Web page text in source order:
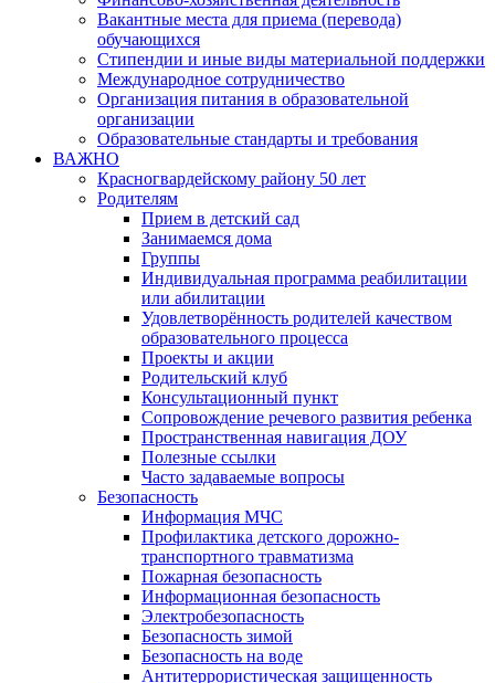
Вакантные места для приема (перевода)
обучающихся
Стипендии и иные виды материальной поддержки
Международное сотрудничество
Организация питания в образовательной
организации
Образовательные стандарты и требования
ВАЖНО
Красногвардейскому району 50 лет
Родителям
Прием в детский сад
Занимаемся дома
Группы
Индивидуальная программа реабилитации
или абилитации
Удовлетворённость родителей качеством
образовательного процесса
Проекты и акции
Родительский клуб
Консультационный пункт
Сопровождение речевого развития ребенка
Пространственная навигация ДОУ
Полезные ссылки
Часто задаваемые вопросы
Безопасность
Информация МЧС
Профилактика детского дорожно-
транспортного травматизма
Пожарная безопасность
Информационная безопасность
Электробезопасность
Безопасность зимой
Безопасность на воде
Антитеррористическая защищенность